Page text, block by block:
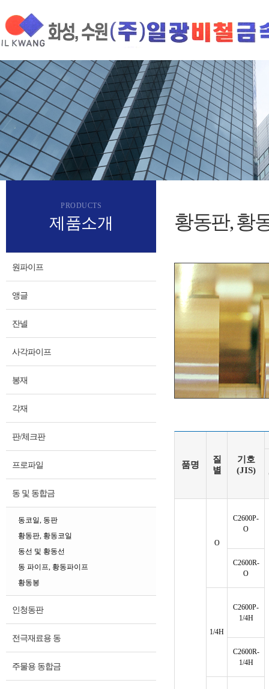
PRODUCTS
제품소개
원파이프
앵글
잔넬
사각파이프
봉재
각재
판/체크판
프로파일
동 및 동합금
동코일, 동판
황동판, 황동코일
동선 및 황동선
동 파이프, 황동파이프
황동봉
인청동판
전극재료용 동
주물용 동합금
황동판, 황
품명
질
별
기호
(JIS)
O
C2600P-
O
C2600R-
O
1/4H
C2600P-
1/4H
C2600R-
1/4H